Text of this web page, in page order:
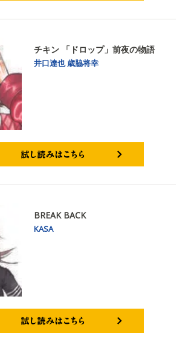
チキン 「ドロップ」前夜の物語
井口達也 歳脇将幸
BREAK BACK
KASA